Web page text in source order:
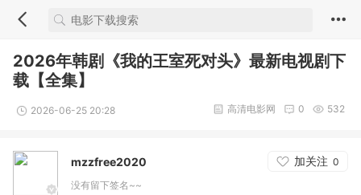
2026年韩剧《我的王室死对头》最新电视剧下
载【全集】
2026-06-25 20:28 532
0
高清电影网
mzzfree2020 加关注 0
没有留下签名~~